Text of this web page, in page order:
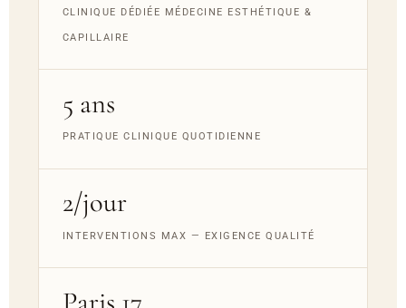
CLINIQUE DÉDIÉE MÉDECINE ESTHÉTIQUE &
CAPILLAIRE
5 ans
PRATIQUE CLINIQUE QUOTIDIENNE
2/jour
INTERVENTIONS MAX — EXIGENCE QUALITÉ